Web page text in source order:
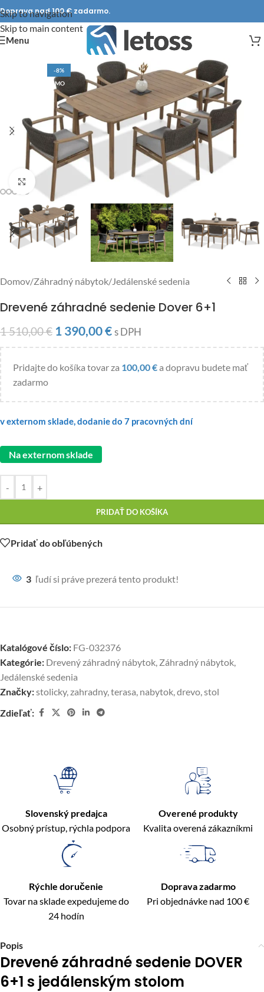
Skip to navigation
Skip to main content
Doprava nad 100 € zadarmo.
Menu
-8%
DOPRAVA ZADARMO
Click to enlarge
Domov/Záhradný nábytok/Jedálenské sedenia
Drevené záhradné sedenie Dover 6+1
1 510,00€ 1 390,00€ s DPH
Pridajte do košíka tovar za 100,00€a dopravu budete mať
zadarmo
v externom sklade, dodanie do 7 pracovných dní
Na externom sklade
- +
PRIDAŤ DO KOŠÍKA
Pridať do obľúbených
3 ľudí si práve prezerá tento produkt!
Katalógové číslo: FG-032376
Kategórie: Drevený záhradný nábytok, Záhradný nábytok,
Jedálenské sedenia
Značky:stolicky,zahradny,terasa, nabytok,drevo,stol
Zdieľať:
Slovenský predajca
Osobný prístup, rýchla podpora
Overené produkty
Kvalita overená zákazníkmi
Rýchle doručenie
Tovar na sklade expedujeme do
24 hodín
Doprava zadarmo
Pri objednávke nad 100 €
Popis
Drevené záhradné sedenie DOVER
6+1 s jedálenským stolom